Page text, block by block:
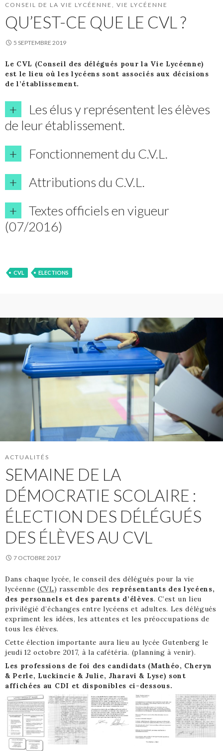
CONSEIL DE LA VIE LYCÉENNE VIE LYCÉENNE
QU’EST-CE QUE LE CVL ?
5 SEPTEMBRE 2019
Le CVL (Conseil des délégués pour la Vie Lycéenne)
est le lieu où les lycéens sont associés aux décisions
de l’établissement.
Les élus y représentent les élèves
de leur établissement.
Fonctionnement du C.V.L.
Attributions du C.V.L.
Textes officiels en vigueur
(07/2016)
CVL ELECTIONS
ACTUALITÉS
SEMAINE DE LA
DÉMOCRATIE SCOLAIRE :
ÉLECTION DES DÉLÉGUÉS
DES ÉLÈVES AU CVL
7 OCTOBRE 2017
Dans chaque lycée, le conseil des délégués pour la vie
lycéenne (CVL) rassemble des représentants des lycéens,
des personnels et des parents d’élèves. C’est un lieu
privilégié d’échanges entre lycéens et adultes. Les délégués
expriment les idées, les attentes et les préoccupations de
tous les élèves.
Cette élection importante aura lieu au lycée Gutenberg le
jeudi 12 octobre 2017, à la cafétéria. (planning à venir).
Les professions de foi des candidats (Mathéo, Cheryn
& Perle, Luckincie & Julie, Jharavi & Lyse) sont
affichées au CDI et disponibles ci-dessous.